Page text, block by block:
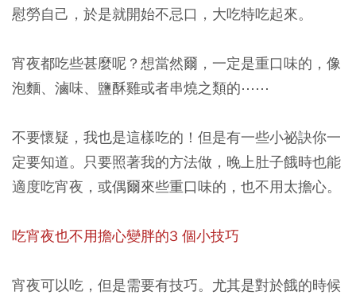
慰勞自己，於是就開始不忌口，大吃特吃起來。
宵夜都吃些甚麼呢？想當然爾，一定是重口味的，像
泡麵、滷味、鹽酥雞或者串燒之類的⋯⋯
不要懷疑，我也是這樣吃的！但是有一些小祕訣你一
定要知道。只要照著我的方法做，晚上肚子餓時也能
適度吃宵夜，或偶爾來些重口味的，也不用太擔心。
吃宵夜也不用擔心變胖的3 個小技巧
宵夜可以吃，但是需要有技巧。尤其是對於餓的時候